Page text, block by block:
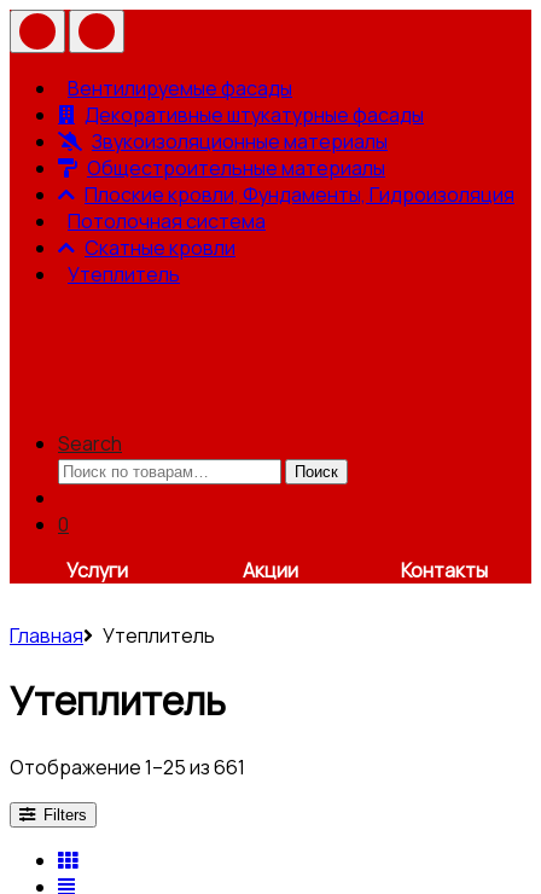
Вентилируемые фасады
Декоративные штукатурные фасады
Звукоизоляционные материалы
Общестроительные материалы
Плоские кровли, Фундаменты, Гидроизоляция
Потолочная система
Скатные кровли
Утеплитель
Search
Искать:
Поиск
0
Услуги
Акции Контакты
Главная Утеплитель
Утеплитель
Отображение 1–25 из 661
Filters